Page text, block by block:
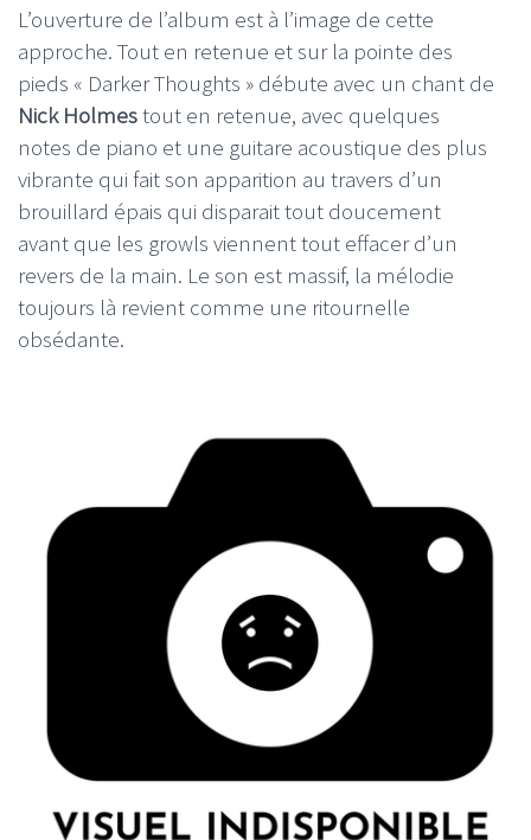
L’ouverture de l’album est à l’image de cette
approche. Tout en retenue et sur la pointe des
pieds « Darker Thoughts » débute avec un chant de
Nick Holmestout en retenue, avec quelques
notes de piano et une guitare acoustique des plus
vibrante qui fait son apparition au travers d’un
brouillard épais qui disparait tout doucement
avant que les growls viennent tout effacer d’un
revers de la main. Le son est massif, la mélodie
toujours là revient comme une ritournelle
obsédante.